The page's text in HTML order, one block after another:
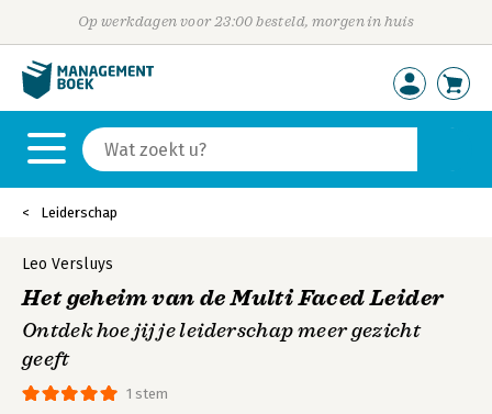
Op werkdagen voor 23:00 besteld, morgen in huis
Leiderschap
1 stem
Leo Versluys
Het geheim van de Multi Faced Leider
Ontdek hoe jij je leiderschap meer gezicht
geeft